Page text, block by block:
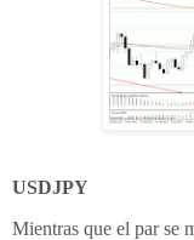
USDJPY
Mientras que el par se